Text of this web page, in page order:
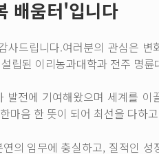
배움터'입니다
드립니다.여러분의 관심은 변
립된 이리농과대학과 전주 명륜
전에 기여해왔으며 세계를 이
마음 한 뜻이 되어 최선을 다하
의 임무에 충실하고, 질적인 성